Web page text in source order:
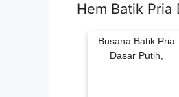
Hem Batik Pria
Busana Batik Pria
Dasar Putih,